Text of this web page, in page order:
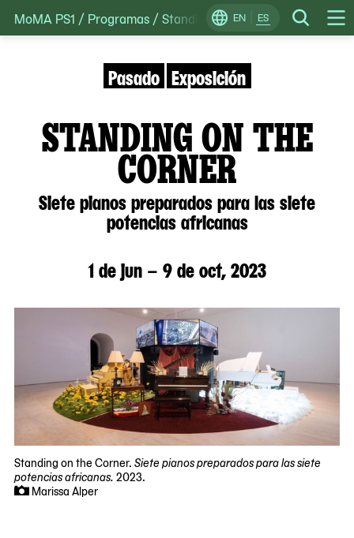
Skip
to
EN ES Search
Change
Locale
MoMA PS1 / Programas /Standing on the Corner: Siete
STANDING ON THE
CORNER
Siete pianos preparados para las siete
potencias africanas
1 de jun – 9 de oct, 2023
Pasado Exposición
Standing on the Corner. Siete pianos preparados para las siete
potencias africanas. 2023.
Marissa Alper